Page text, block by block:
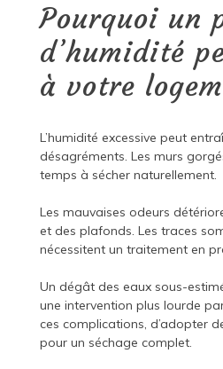
Pourquoi un
d’humidité
à votre
L’humidité excessive peut
désagréments. Les murs
temps à sécher naturellement.
Les mauvaises odeurs
et des plafonds. Les traces
nécessitent un traitement en
Un dégât des eaux sous-
une intervention plus lourde
ces complications, d’adopter
pour un séchage complet.